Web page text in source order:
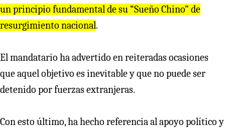
un principio fundamental de su “Sueño Chino” de
resurgimiento nacional.
El mandatario ha advertido en reiteradas ocasiones
que aquel objetivo es inevitable y que no puede ser
detenido por fuerzas extranjeras.
Con esto último, ha hecho referencia al apoyo político y